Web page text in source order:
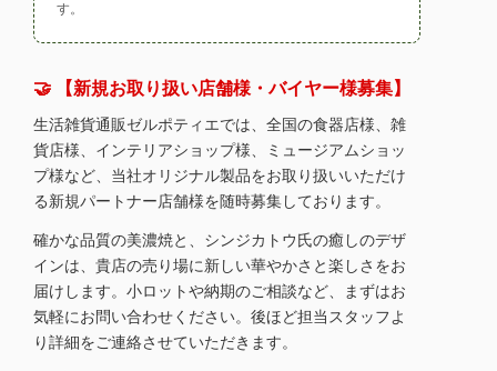
す。
🤝 【新規お取り扱い店舗様・バイヤー様募集】
生活雑貨通販ゼルポティエでは、全国の食器店様、雑
貨店様、インテリアショップ様、ミュージアムショッ
プ様など、当社オリジナル製品をお取り扱いいただけ
る新規パートナー店舗様を随時募集しております。
確かな品質の美濃焼と、シンジカトウ氏の癒しのデザ
インは、貴店の売り場に新しい華やかさと楽しさをお
届けします。小ロットや納期のご相談など、まずはお
気軽にお問い合わせください。後ほど担当スタッフよ
り詳細をご連絡させていただきます。